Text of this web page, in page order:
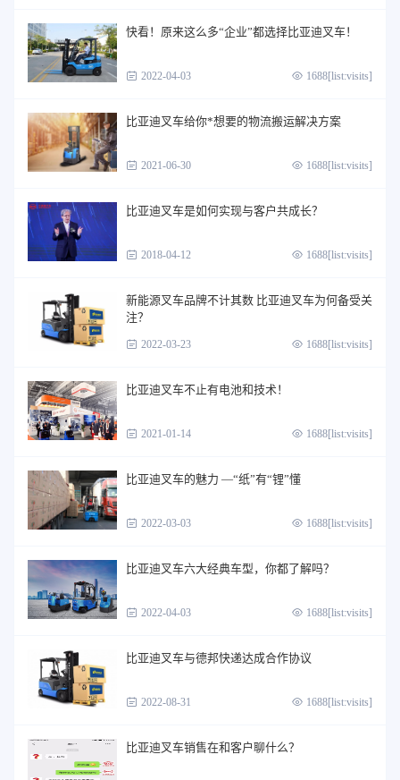
快看！原来这么多“企业”都选择比亚迪叉车！
2022-04-03 1688[list:visits]
比亚迪叉车给你*想要的物流搬运解决方案
2021-06-30 1688[list:visits]
比亚迪叉车是如何实现与客户共成长？
2018-04-12 1688[list:visits]
新能源叉车品牌不计其数 比亚迪叉车为何备受关
注？
2022-03-23 1688[list:visits]
比亚迪叉车不止有电池和技术！
2021-01-14 1688[list:visits]
比亚迪叉车的魅力 —“纸”有“锂”懂
2022-03-03 1688[list:visits]
比亚迪叉车六大经典车型，你都了解吗？
2022-04-03 1688[list:visits]
比亚迪叉车与德邦快递达成合作协议
2022-08-31 1688[list:visits]
比亚迪叉车销售在和客户聊什么？